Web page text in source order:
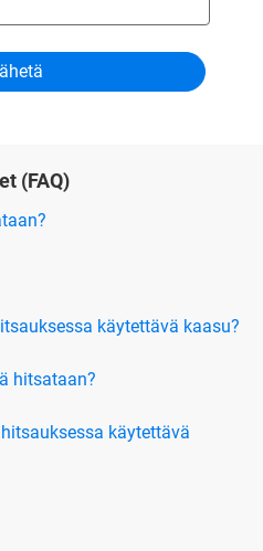
(FAQ)
käytettävä kaasu?
hitsataan?
käytettävä